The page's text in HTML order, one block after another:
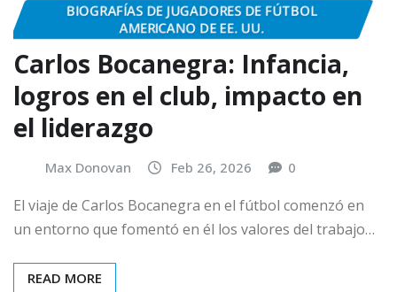
BIOGRAFÍAS DE JUGADORES DE FÚTBOL
AMERICANO DE EE. UU.
Carlos Bocanegra: Infancia,
logros en el club, impacto en
el liderazgo
Max Donovan Feb 26, 2026 0
El viaje de Carlos Bocanegra en el fútbol comenzó en
un entorno que fomentó en él los valores del trabajo…
READ MORE